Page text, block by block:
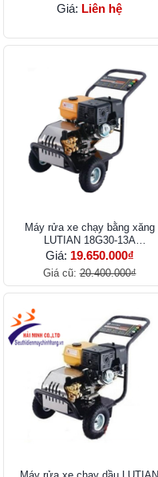
Giá: Liên hệ
Máy rửa xe chạy bằng xăng
LUTIAN 18G30-13A
(3600PIS/13HP)
Giá: 19.650.000₫
Giá cũ:20.400.000₫